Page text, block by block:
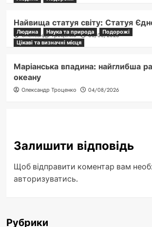
Найвища статуя світу: Статуя
Олександр Троценко 06/08/2026
Людина Наука та природа
Подорожі
Цікаві та визначні місця
Маріанська впадина: найглибша
океану
Олександр Троценко 04/08/2026
Залишити відповідь
Щоб відправити коментар вам
авторизуватись.
Рубрики